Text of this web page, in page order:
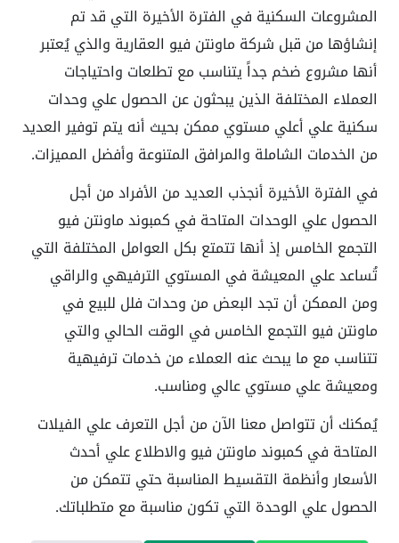
المشروعات السكنية في الفترة الأخيرة التي قد تم
إنشاؤها من قبل شركة ماونتن فيو العقارية والذي يُعتبر
أنها مشروع ضخم جداً يتناسب مع تطلعات واحتياجات
العملاء المختلفة الذين يبحثون عن الحصول علي وحدات
سكنية علي أعلي مستوي ممكن بحيث أنه يتم توفير العديد
من الخدمات الشاملة والمرافق المتنوعة وأفضل المميزات.
في الفترة الأخيرة أنجذب العديد من الأفراد من أجل
الحصول علي الوحدات المتاحة في كمبوند ماونتن فيو
التجمع الخامس إذ أنها تتمتع بكل العوامل المختلفة التي
تُساعد علي المعيشة في المستوي الترفيهي والراقي
ومن الممكن أن تجد البعض من وحدات فلل للبيع في
ماونتن فيو التجمع الخامس في الوقت الحالي والتي
تتناسب مع ما يبحث عنه العملاء من خدمات ترفيهية
ومعيشة علي مستوي عالي ومناسب.
يُمكنك أن تتواصل معنا الآن من أجل التعرف علي الفيلات
المتاحة في كمبوند ماونتن فيو والاطلاع علي أحدث
الأسعار وأنظمة التقسيط المناسبة حتي تتمكن من
الحصول علي الوحدة التي تكون مناسبة مع متطلباتك.